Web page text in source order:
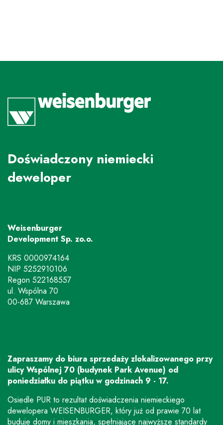
Doświadczony niemiecki
deweloper
Weisenburger
Development Sp. zo.o.
KRS 0000974164
NIP 5252910106
Regon 522168557
ul. Wspólna 70
00-687 Warszawa
Zapraszamy do biura sprzedaży zlokalizowanego przy
ulicy Wspólnej 70 (budynek Park Avenue) od
poniedziałku do piątku w godzinach 9 - 17.
Osiedle PUR to rezultat doświadczenia niemieckiego
dewelopera WEISENBURGER, który już od prawie 70 lat
buduje domy i mieszkania, spełniające najwyższe standardy